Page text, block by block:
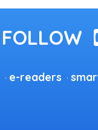
e-readers